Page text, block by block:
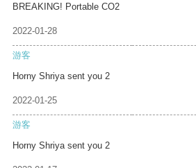
BREAKING! Portable CO2
2022-01-28
游客
Horny Shriya sent you 2
2022-01-25
游客
Horny Shriya sent you 2